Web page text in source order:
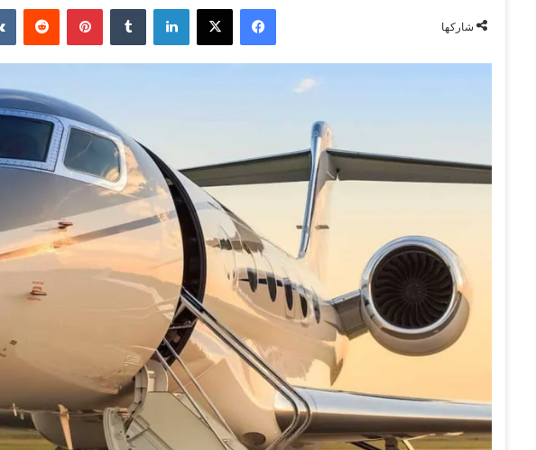
شاركها
فيسبوك ‫X لينكدإن ‏Tumblr بينتيريست ‏Reddit